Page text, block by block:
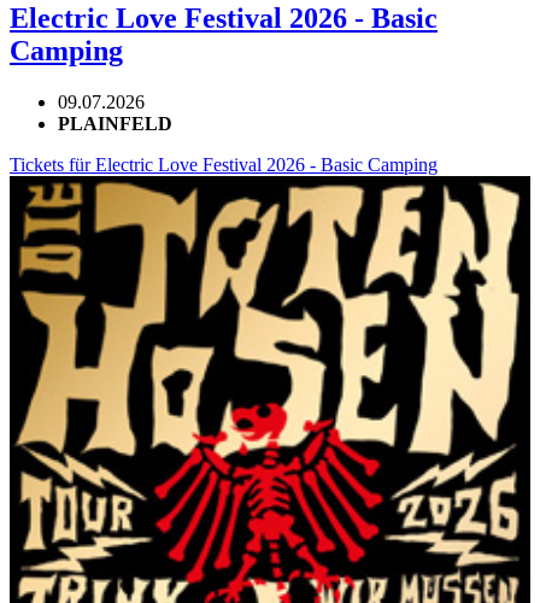
Electric Love Festival 2026 - Basic
Camping
09.07.2026
PLAINFELD
Tickets für Electric Love Festival 2026 - Basic Camping